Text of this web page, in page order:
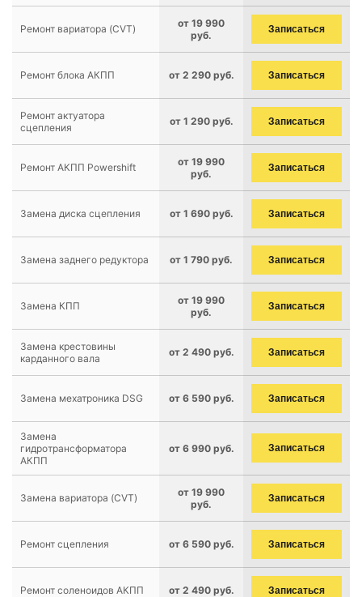
Ремонт вариатора (CVT)
от 19 990
руб.
Записаться
Ремонт блока АКПП от 2 290 руб. Записаться
Ремонт актуатора
сцепления
от 1 290 руб. Записаться
Ремонт АКПП Powershift
от 19 990
руб.
Записаться
Замена диска сцепления от 1 690 руб. Записаться
Замена заднего редуктора от 1 790 руб. Записаться
Замена КПП
от 19 990
руб.
Записаться
Замена крестовины
карданного вала
от 2 490 руб. Записаться
Замена мехатроника DSG от 6 590 руб. Записаться
Замена
гидротрансформатора
АКПП
от 6 990 руб. Записаться
Замена вариатора (CVT)
от 19 990
руб.
Записаться
Ремонт сцепления от 6 590 руб. Записаться
Ремонт соленоидов АКПП от 2 490 руб. Записаться